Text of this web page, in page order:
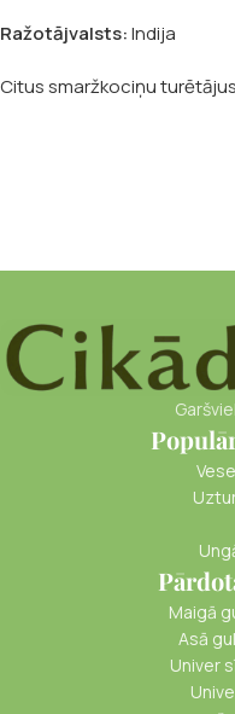
Ražotājvalsts:Indija
Citus smaržkociņu
Maigā
Asā
Univer